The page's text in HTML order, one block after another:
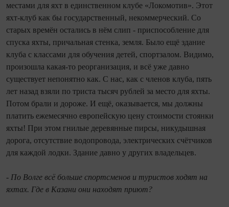
местами для яхт в единственном клубе «Локомотив». Этот
яхт-клуб как бы государственный, некоммерческий. Со
старых времён остались в нём слип - приспособление для
спуска яхты, причальная стенка, земля. Было ещё здание
клуба с классами для обучения детей, спортзалом. Видимо,
произошла какая-то реорганизация, и всё уже давно
существует непонятно как. С нас, как с членов клуба, пять
лет назад взяли по триста тысяч рублей за место для яхты.
Потом брали и дороже. И ещё, оказывается, мы должны
платить ежемесячно европейскую цену стоимости стоянки
яхты! При этом гнилые деревянные пирсы, никудышная
дорога, отсутствие водопровода, электрических счётчиков
для каждой лодки. Здание давно у других владельцев.
- По Волге всё больше спортсменов и туристов ходят на
яхтах. Где в Казани они находят приют?